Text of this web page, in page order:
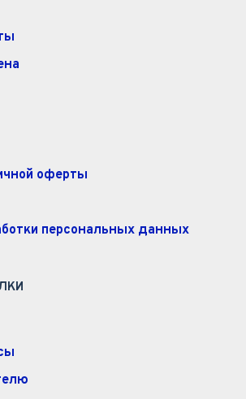
оферты
персональных данных